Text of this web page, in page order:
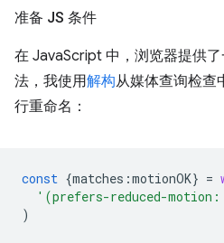
准备 JS 条件
在 JavaScript 中，浏览器提供
法，我使用解构从媒体查询检查
行重命名：
const {matches :motionOK} =
'(prefers-reduced-
)